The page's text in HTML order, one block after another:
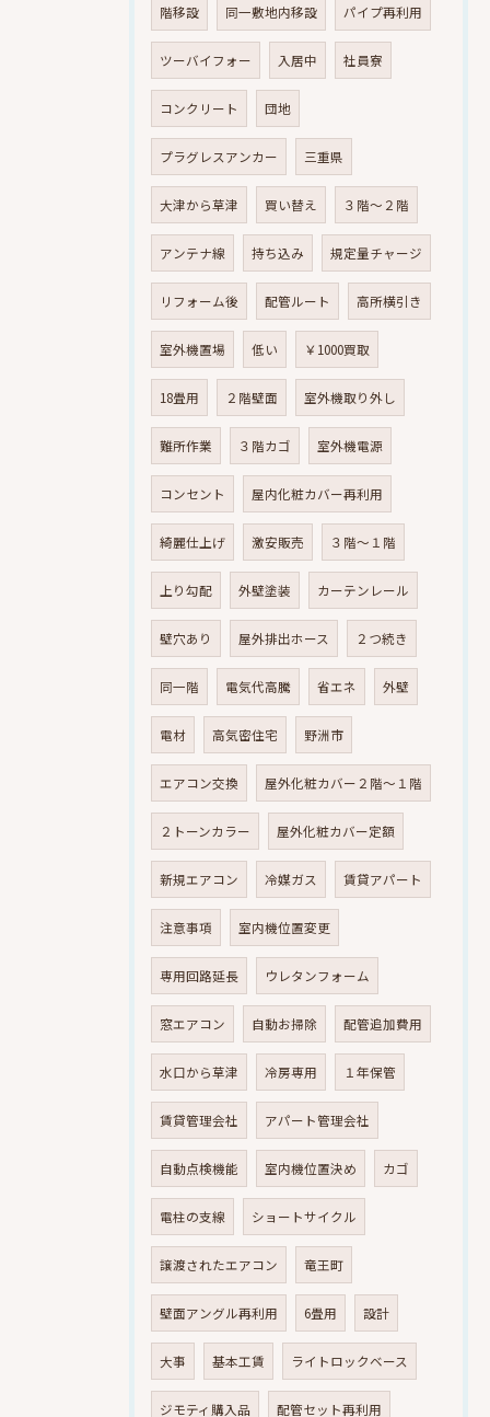
階移設 同一敷地内移設 パイプ再利用
ツーバイフォー 入居中 社員寮
コンクリート 団地
プラグレスアンカー 三重県
大津から草津 買い替え ３階～２階
アンテナ線 持ち込み 規定量チャージ
リフォーム後 配管ルート 高所横引き
室外機置場 低い ￥1000買取
18畳用 ２階壁面 室外機取り外し
難所作業 ３階カゴ 室外機電源
コンセント 屋内化粧カバー再利用
綺麗仕上げ 激安販売 ３階～１階
上り勾配 外壁塗装 カーテンレール
壁穴あり 屋外排出ホース ２つ続き
同一階 電気代高騰 省エネ 外壁
電材 高気密住宅 野洲市
エアコン交換 屋外化粧カバー２階～１階
２トーンカラー 屋外化粧カバー定額
新規エアコン 冷媒ガス 賃貸アパート
注意事項 室内機位置変更
専用回路延長 ウレタンフォーム
窓エアコン 自動お掃除 配管追加費用
水口から草津 冷房専用 １年保管
賃貸管理会社 アパート管理会社
自動点検機能 室内機位置決め カゴ
電柱の支線 ショートサイクル
譲渡されたエアコン 竜王町
壁面アングル再利用 6畳用 設計
大事 基本工賃 ライトロックベース
ジモティ購入品 配管セット再利用